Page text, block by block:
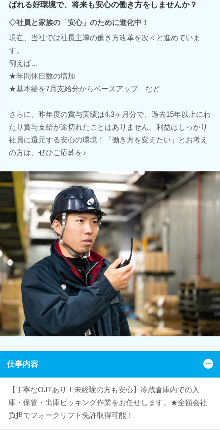
ばれる好環境で、将来も安心の働き方をしませんか？
◇社員と家族の「安心」のために進化中！
現在、当社では社長主導の働き方改革を次々と進めていま
す。
例えば…
★年間休日数の増加
★基本給を7月支給分からベースアップ など
さらに、昨年度の賞与実績は4.3ヶ月分で、過去15年以上にわ
たり賞与支給が途切れたことはありません。利益はしっかり
社員に還元する安心の環境！「働き方を変えたい」とお考え
の方は、ぜひご応募を♪
仕事内容
【丁寧なOJTあり！未経験の方も安心】冷蔵倉庫内での入
庫・保管・出庫ピッキング作業をお任せします。★全額会社
負担でフォークリフト免許取得可能！